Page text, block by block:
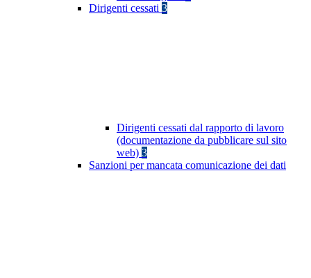
Dirigenti cessati 3
Dirigenti cessati dal rapporto di lavoro
(documentazione da pubblicare sul sito
web) 3
Sanzioni per mancata comunicazione dei dati